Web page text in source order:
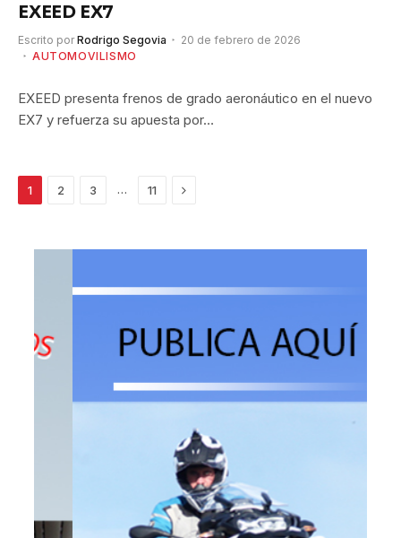
EXEED EX7
Escrito por Rodrigo Segovia
20 de febrero de 2026
AUTOMOVILISMO
EXEED presenta frenos de grado aeronáutico en el nuevo
EX7 y refuerza su apuesta por…
1 2 3 … 11 Siguiente